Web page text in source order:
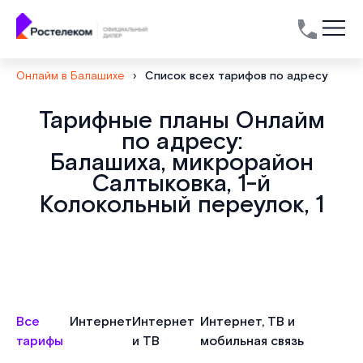
Онлайм в Балашихе › Список всех тарифов по адресу
Тарифные планы Онлайм
по адресу:
Балашиха, микрорайон
Салтыковка, 1-й
Колокольный переулок, 1
Все
тарифы
ИнтернетИнтернет
и ТВ
Интернет, ТВ и
мобильная связь